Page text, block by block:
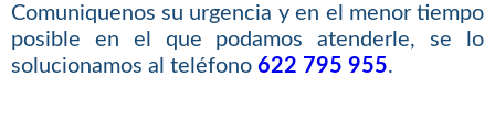
Comuniquenos su urgencia y en el menor tiempo
posible en el que podamos atenderle, se lo
solucionamos al teléfono 622 795 955.